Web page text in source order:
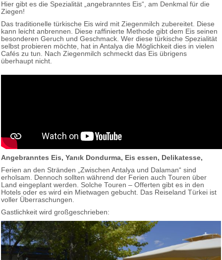
Hier gibt es die Spezialität „angebranntes Eis“, am Denkmal für die
Ziegen!
Das traditionelle türkische Eis wird mit Ziegenmilch zubereitet. Diese
kann leicht anbrennen. Diese raffinierte Methode gibt dem Eis seinen
besonderen Geruch und Geschmack. Wer diese türkische Spezialität
selbst probieren möchte, hat in Antalya die Möglichkeit dies in vielen
Cafés zu tun. Nach Ziegenmilch schmeckt das Eis übrigens
überhaupt nicht.
Angebranntes Eis, Yanık Dondurma, Eis essen, Delikatesse,
Ferien an den Stränden „Zwischen Antalya und Dalaman“ sind
erholsam. Dennoch sollten während der Ferien auch Touren über
Land eingeplant werden. Solche Touren – Offerten gibt es in den
Hotels oder es wird ein Mietwagen gebucht. Das Reiseland Türkei ist
voller Überraschungen.
Gastlichkeit wird großgeschrieben: